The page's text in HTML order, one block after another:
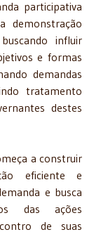
participativa
demonstração
influir
e formas
demandas
tratamento
destes
a construir
eficiente e
e busca
das ações
de suas